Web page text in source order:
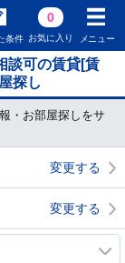
条件
0
お気に入り メニュー
談可の賃貸[賃
探し
・お部屋探しをサ
変更する
変更する